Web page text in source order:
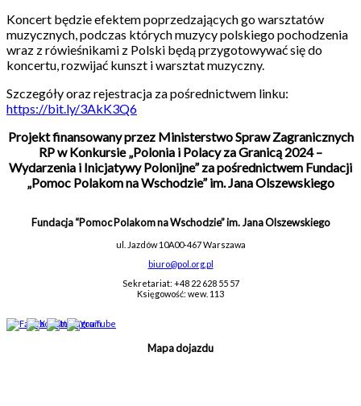
Koncert będzie efektem poprzedzających go warsztatów
muzycznych, podczas których muzycy polskiego pochodzenia
wraz z rówieśnikami z Polski będą przygotowywać się do
koncertu, rozwijać kunszt i warsztat muzyczny.
Szczegóły oraz rejestracja za pośrednictwem linku:
https://bit.ly/3AkK3Q6
Projekt finansowany przez Ministerstwo Spraw Zagranicznych
RP w Konkursie „Polonia i Polacy za Granicą 2024 –
Wydarzenia i Inicjatywy Polonijne” za pośrednictwem Fundacji
„Pomoc Polakom na Wschodzie” im. Jana Olszewskiego
Fundacja “Pomoc Polakom na Wschodzie” im. Jana Olszewskiego
ul. Jazdów 10A00-467 Warszawa
biuro@pol.org.pl
Sekretariat: +48 22 628 55 57
Księgowość: wew. 113
Mapa dojazdu